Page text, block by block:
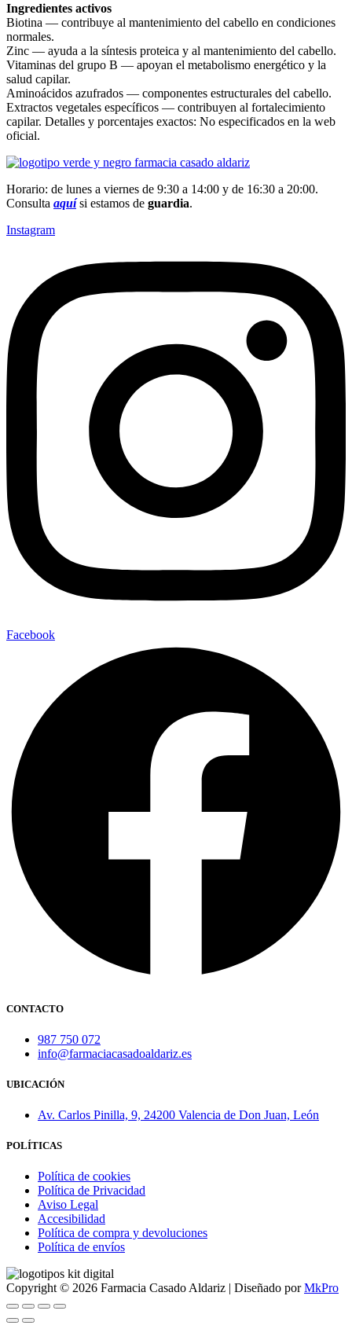
Ingredientes activos
Biotina — contribuye al mantenimiento del cabello en condiciones
normales.
Zinc — ayuda a la síntesis proteica y al mantenimiento del cabello.
Vitaminas del grupo B — apoyan el metabolismo energético y la
salud capilar.
Aminoácidos azufrados — componentes estructurales del cabello.
Extractos vegetales específicos — contribuyen al fortalecimiento
capilar. Detalles y porcentajes exactos: No especificados en la web
oficial.
Horario: de lunes a viernes de 9:30 a 14:00 y de 16:30 a 20:00.
Consulta aquísi estamos de guardia.
Instagram
Facebook
CONTACTO
987 750 072
info@farmaciacasadoaldariz.es
UBICACIÓN
Av. Carlos Pinilla, 9, 24200 Valencia de Don Juan, León
POLÍTICAS
Política de cookies
Política de Privacidad
Aviso Legal
Accesibilidad
Política de compra y devoluciones
Política de envíos
Copyright © 2026 Farmacia Casado Aldariz | Diseñado porMkPro